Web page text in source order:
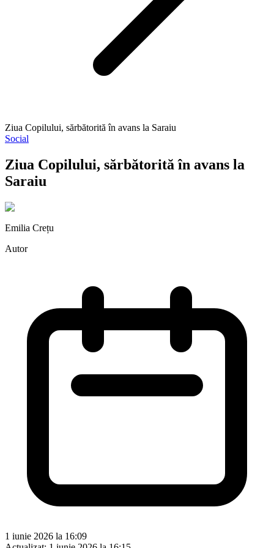
Ziua Copilului, sărbătorită în avans la Saraiu
Social
Ziua Copilului, sărbătorită în avans la
Saraiu
Emilia Crețu
Autor
1 iunie 2026 la 16:09